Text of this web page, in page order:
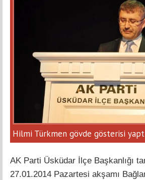
Hilmi Türkmen gövde gösterisi
AK Parti Üsküdar İlçe Başkanlığı
27.01.2014 Pazartesi akşamı